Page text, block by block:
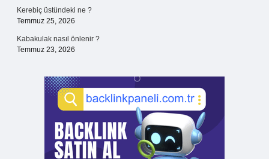
Kerebiç üstündeki ne ?
Temmuz 25, 2026
Kabakulak nasıl önlenir ?
Temmuz 23, 2026